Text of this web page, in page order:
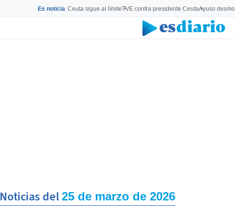
Es noticia Ceuta sigue al límiteTVE contra presidente CeutaAyuso
Noticias del25 de marzo de 2026